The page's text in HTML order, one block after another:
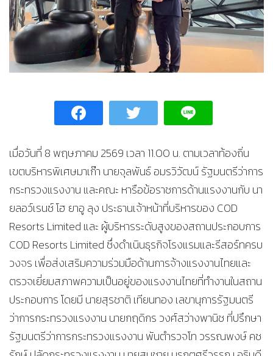
เมื่อวันที่ 8 พฤษภาคม 2569 เวลา 11.00 น. ตามเวลาท้องถิ่น
เขตบริหารพิเศษมาเก๊า นายจุลพันธ์ อมรวิวัฒน์ รัฐมนตรีว่าการ
กระทรวงแรงงาน และคณะ หารือข้อราชการด้านแรงงานกับ นา
ยลอว์เรนซ์ โฮ ยาอู ลุง ประธานเจ้าหน้าที่บริหารของ COD
Resorts Limited และ ผู้บริหารระดับสูงของสถานประกอบการ
COD Resorts Limited ซึ่งดำเนินธุรกิจโรงแรมและรีสอร์ทครบ
วงจร เพื่อส่งเสริมความร่วมมือด้านการจ้างแรงงานไทยและ
ตรวจเยี่ยมสภาพความเป็นอยู่ของแรงงานไทยที่ทำงานในสถาน
ประกอบการ โดยมี นายสุรชาติ เทียนทอง เลขานุการรัฐมนตรี
ว่าการกระทรวงแรงงาน นายกฤดิกร วงศ์สว่างพานิช ที่ปรึกษา
รัฐมนตรีว่าการกระทรวงแรงงาน พันตำรวจโท วรรณพงษ์ คช